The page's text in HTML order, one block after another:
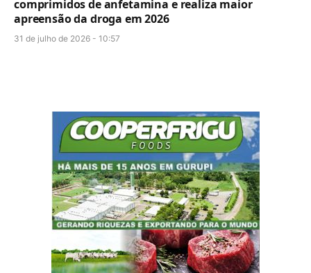
comprimidos de anfetamina e realiza maior
apreensão da droga em 2026
31 de julho de 2026 - 10:57